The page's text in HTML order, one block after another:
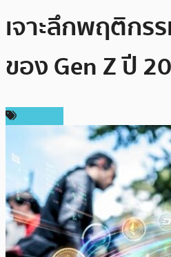
เจาะลึกพฤติกร
ของ Gen Z ปี